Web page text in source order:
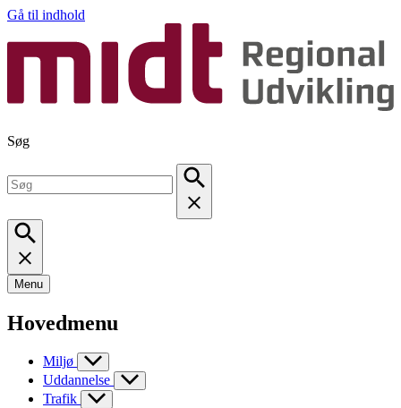
Gå til indhold
Søg
Menu
Hovedmenu
Miljø
Uddannelse
Trafik